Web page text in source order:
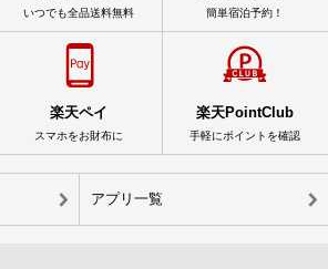
いつでも全品送料無料 簡単宿泊予約！
楽天ペイ
スマホをお財布に
楽天PointClub
手軽にポイントを確認
アプリ一覧